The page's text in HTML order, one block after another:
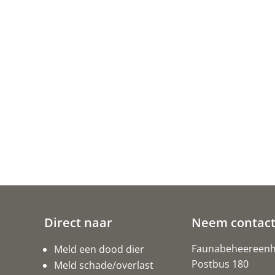
Direct naar
Meld een dood dier
Meld schade/overlast
Neem
Postbus 180